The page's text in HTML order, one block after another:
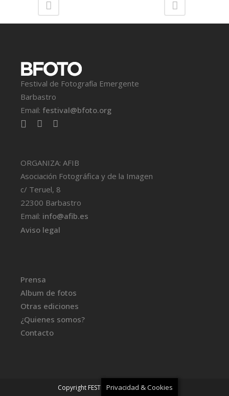
Festival de Fotografía Emergente
Barbastro
Email: festival@bfoto.org
ORGANIZA: AFIB
Asociación Fotográfica y de la Imagen
c/ Teruel, 8
22300 Barbastro
Email: info@afib.es
Aviso legal
Prensa
Album de fotos
Otras ediciones
¿Quienes somos?
Contacto
Copyright FESTIVAL BFOTO- Aviso legal
Privacidad & Cookies